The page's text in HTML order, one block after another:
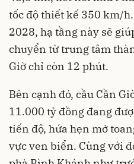
tốc độ thiết kế 350 km/
2028, hạ tầng này sẽ
chuyển từ trung tâm
Giờ chỉ còn 12 phút.
Bên cạnh đó, cầu Cần
11.000 tỷ đồng đang
tiến độ, hứa hẹn mở
vực ven biển. Cùng với